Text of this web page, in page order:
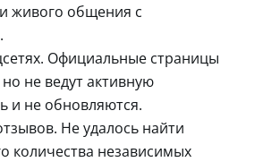
живого общения с
Официальные страницы
не ведут активную
и не обновляются.
Не удалось найти
количества независимых